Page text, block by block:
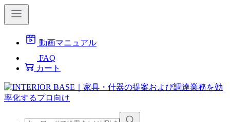
動画マニュアル
FAQ
カート